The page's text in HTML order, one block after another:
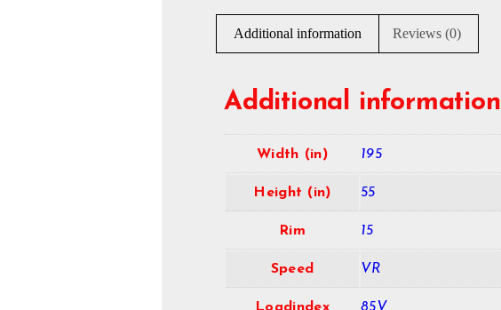
Additional information Reviews (0)
Additional information
Width (in) 195
Height (in) 55
Rim 15
Speed VR